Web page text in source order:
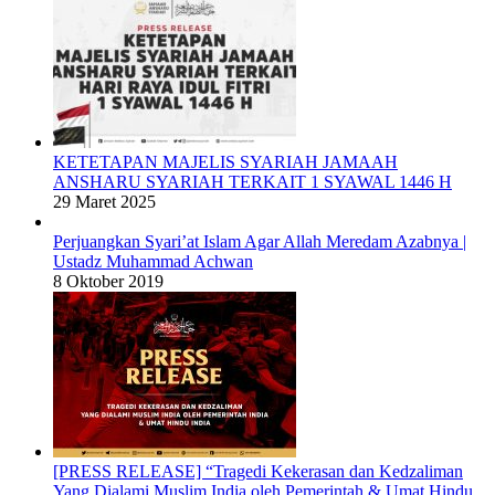
KETETAPAN MAJELIS SYARIAH JAMAAH
ANSHARU SYARIAH TERKAIT 1 SYAWAL 1446 H
29 Maret 2025
Perjuangkan Syari’at Islam Agar Allah Meredam Azabnya |
Ustadz Muhammad Achwan
8 Oktober 2019
[PRESS RELEASE] “Tragedi Kekerasan dan Kedzaliman
Yang Dialami Muslim India oleh Pemerintah & Umat Hindu